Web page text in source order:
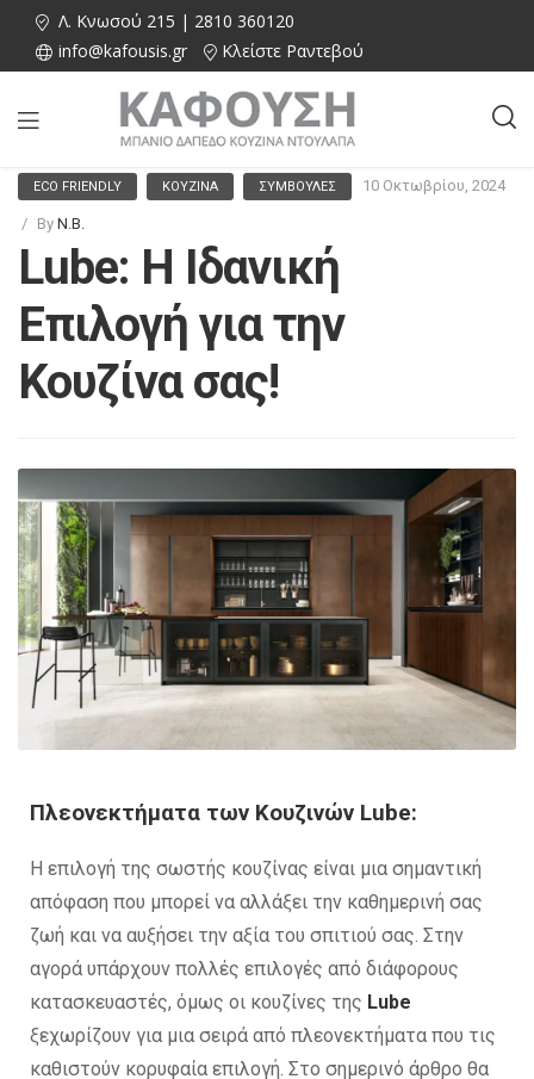
Λ. Κνωσού 215 | 2810 360120
info@kafousis.gr
Κλείστε Ραντεβού
ECO FRIENDLY ΚΟΥΖΊΝΑ ΣΥΜΒΟΥΛΈΣ 10 Οκτωβρίου, 2024
By N.B.
Lube: Η Ιδανική
Επιλογή για την
Κουζίνα σας!
Πλεονεκτήματα των Κουζινών Lube:
Η επιλογή της σωστής κουζίνας είναι μια σημαντική
απόφαση που μπορεί να αλλάξει την καθημερινή σας
ζωή και να αυξήσει την αξία του σπιτιού σας. Στην
αγορά υπάρχουν πολλές επιλογές από διάφορους
κατασκευαστές, όμως οι κουζίνες της Lube
ξεχωρίζουν για μια σειρά από πλεονεκτήματα που τις
καθιστούν κορυφαία επιλογή. Στο σημερινό άρθρο θα